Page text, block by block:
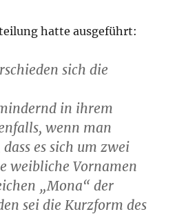
hatte ausgeführt:
sich die
in ihrem
wenn man
es sich um zwei
weibliche Vornamen
„Mona“ der
sei die Kurzform des